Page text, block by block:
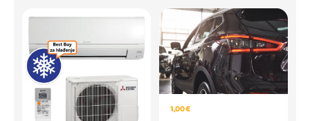
1,00 €